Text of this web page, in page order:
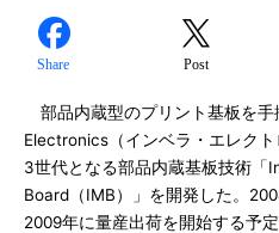
Share Post
部品内蔵型のプリント基板を
Electronics（インベラ・エレク
3世代となる部品内蔵基板技術「
Board（IMB）」を開発した。
2009年に量産出荷を開始する予